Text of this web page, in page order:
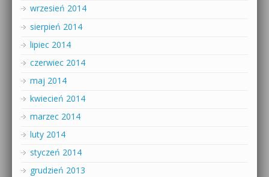
wrzesień 2014
sierpień 2014
lipiec 2014
czerwiec 2014
maj 2014
kwiecień 2014
marzec 2014
luty 2014
styczeń 2014
grudzień 2013